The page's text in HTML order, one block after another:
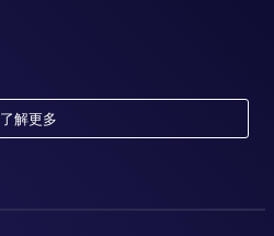
了解更多